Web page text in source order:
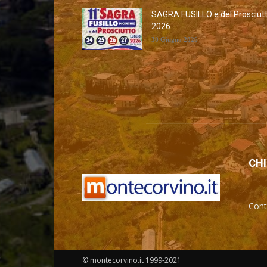
SAGRA FUSILLO e del
2026
30 Giugno 2026
© montecorvino.it 1999-2021